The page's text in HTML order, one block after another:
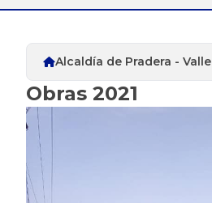
Alcaldía de Pradera - Valle
Obras 2021